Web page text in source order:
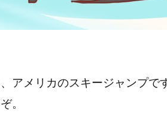
アメリカのスキージャンプで
。